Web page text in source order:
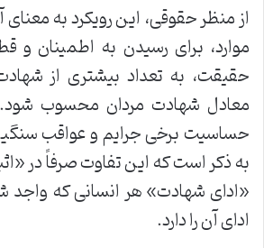
از منظر حقوقی، این رویکرد به
موارد، برای رسیدن به اطمینان و
حقیقت، به تعداد بیشتری از
معادل شهادت مردان محسوب
حساسیت برخی جرایم و عواقب
به ذکر است که این تفاوت صرفاً در
«ادای شهادت» هر انسانی که واجد
ادای آن را دارد.